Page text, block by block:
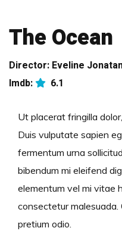
The Ocean
Director: Eveline
Imdb:
6.1
Ut placerat fringilla
Duis vulputate sapien
fermentum urna
bibendum mi eleifend
elementum vel mi vitae
consectetur malesuada.
pretium odio.